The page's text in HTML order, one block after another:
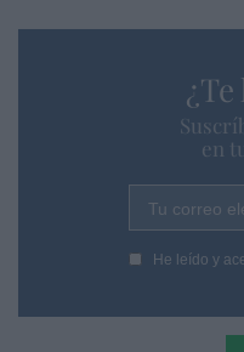
en
Tu correo
He leído y